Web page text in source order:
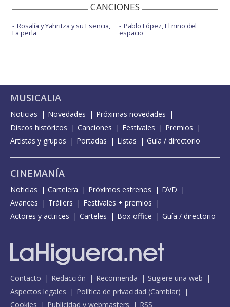
CANCIONES
Rosalía y Yahritza y su Esencia,
La perla
Pablo López, El niño del
espacio
MUSICALIA
Noticias Novedades
Próximas novedades
Discos históricos
Canciones Festivales
Premios
Artistas y grupos
Portadas Listas Guía / directorio
CINEMANÍA
Noticias Cartelera Próximos estrenos
DVD
Avances
Tráilers
Festivales + premios
Actores y actrices
Carteles Box-office Guía / directorio
Contacto Redacción Recomienda
Sugiere una web
Aspectos legales
Política de privacidad (Cambiar)
Cookies
Publicidad y webmasters RSS